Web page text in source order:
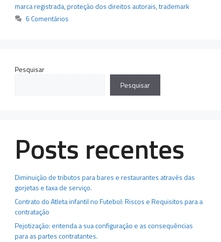
marca registrada,proteção dos direitos autorais,trademark
6 Comentários
Pesquisar
Pesquisar
Posts recentes
Diminuição de tributos para bares e restaurantes através das
gorjetas e taxa de serviço.
Contrato do Atleta infantil no Futebol: Riscos e Requisitos para a
contratação
Pejotização: entenda a sua configuração e as consequências
para as partes contratantes.